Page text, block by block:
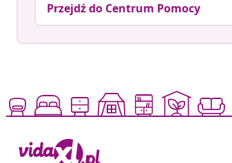
Przejdź do Centrum Pomocy